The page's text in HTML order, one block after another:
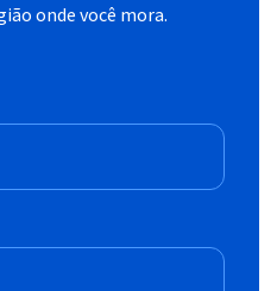
onde você mora.